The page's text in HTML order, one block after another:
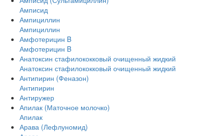
Амписид
Ампициллин
Ампициллин
Амфотерицин B
Амфотерицин B
Анатоксин стафилококковый очищенный жидкий
Анатоксин стафилококковый очищенный жидкий
Антипирин (Феназон)
Антипирин
Антиружер
Апилак (Маточное молочко)
Апилак
Арава (Лефлуномид)